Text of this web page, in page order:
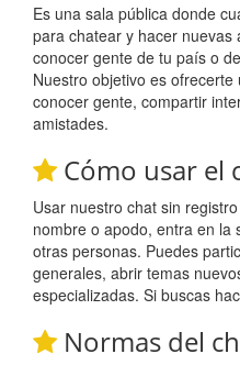
Es una sala pública donde
para chatear y hacer nuevas
conocer gente de tu país o
Nuestro objetivo es
conocer gente, compartir
amistades.
Cómo usar el
Usar nuestro chat sin
nombre o apodo, entra en la
otras personas. Puedes
generales, abrir temas
especializadas. Si buscas
Normas del